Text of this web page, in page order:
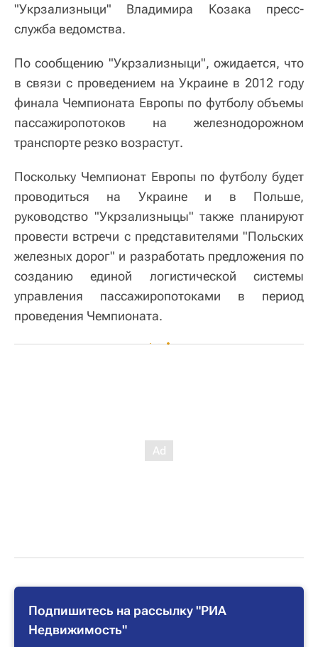
"Укрзализныци" Владимира Козака пресс-
служба ведомства.
По сообщению "Укрзализныци", ожидается, что
в связи с проведением на Украине в 2012 году
финала Чемпионата Европы по футболу объемы
пассажиропотоков на железнодорожном
транспорте резко возрастут.
Поскольку Чемпионат Европы по футболу будет
проводиться на Украине и в Польше,
руководство "Укрзализныцы" также планируют
провести встречи с представителями "Польских
железных дорог" и разработать предложения по
созданию единой логистической сиcтемы
управления пассажиропотоками в период
проведения Чемпионата.
Подпишитесь на рассылку "РИА
Недвижимость"